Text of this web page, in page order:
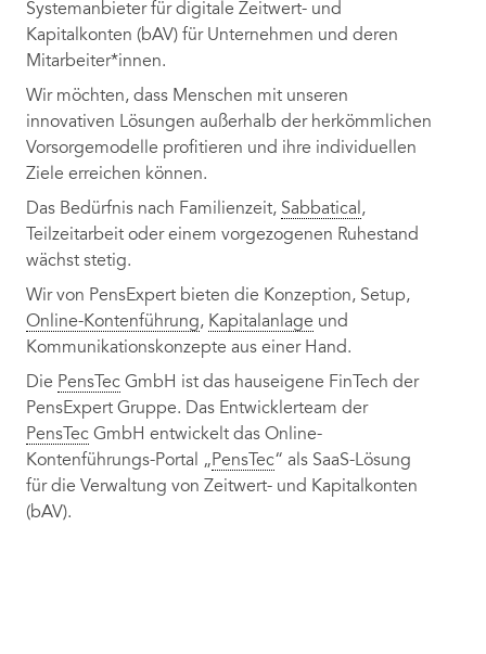
Systemanbieter für digitale Zeitwert- und
Kapitalkonten (bAV) für Unternehmen und deren
Mitarbeiter*innen.
Wir möchten, dass Menschen mit unseren
innovativen Lösungen außerhalb der herkömmlichen
Vorsorgemodelle profitieren und ihre individuellen
Ziele erreichen können.
Das Bedürfnis nach Familienzeit, Sabbatical,
Teilzeitarbeit oder einem vorgezogenen Ruhestand
wächst stetig.
Wir von PensExpert bieten die Konzeption, Setup,
Online-Kontenführung, Kapitalanlage und
Kommunikationskonzepte aus einer Hand.
Die PensTec GmbH ist das hauseigene FinTech der
PensExpert Gruppe. Das Entwicklerteam der
PensTec GmbH entwickelt das Online-
Kontenführungs-Portal „PensTec“ als SaaS-Lösung
für die Verwaltung von Zeitwert- und Kapitalkonten
(bAV).